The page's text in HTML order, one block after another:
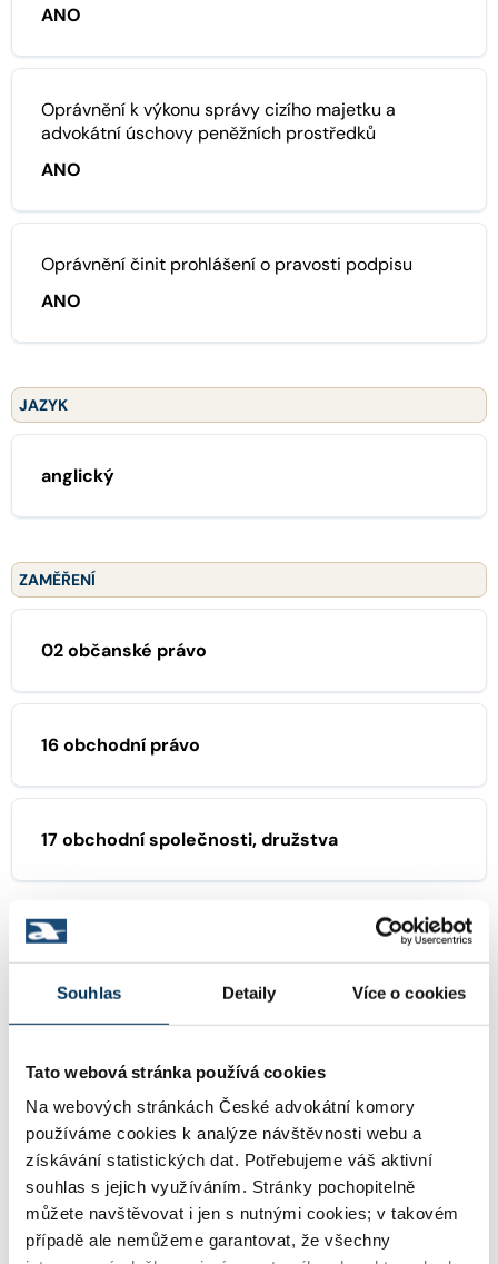
Souhlas Detaily Více o cookies
Tato webová stránka používá cookies
Na webových stránkách České advokátní komory
používáme cookies k analýze návštěvnosti webu a
získávání statistických dat. Potřebujeme váš aktivní
souhlas s jejich využíváním. Stránky pochopitelně
můžete navštěvovat i jen s nutnými cookies; v takovém
případě ale nemůžeme garantovat, že všechny
ANO
Oprávnění k výkonu správy cizího majetku a
advokátní úschovy peněžních prostředků
ANO
Oprávnění činit prohlášení o pravosti podpisu
ANO
JAZYK
anglický
ZAMĚŘENÍ
02 občanské právo
16 obchodní právo
17 obchodní společnosti, družstva
KONCIPIENTI
Koncipient: JUDr. KATEŘINA MUSILOVÁ
Stav: Aktivní